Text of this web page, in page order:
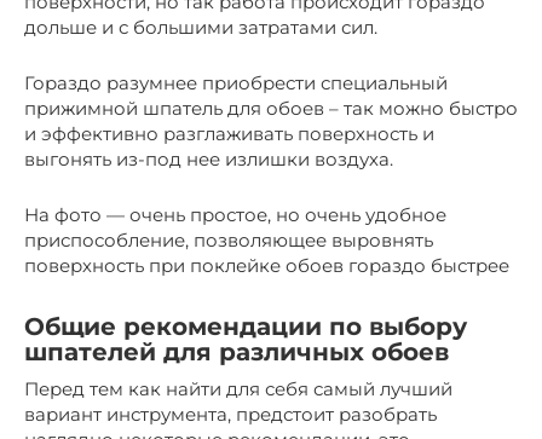
дольше и с большими затратами сил.
Гораздо разумнее приобрести специальный
прижимной шпатель для обоев – так можно быстро
и эффективно разглаживать поверхность и
выгонять из-под нее излишки воздуха.
На фото — очень простое, но очень удобное
приспособление, позволяющее выровнять
поверхность при поклейке обоев гораздо быстрее
Общие рекомендации по выбору
шпателей для различных обоев
Перед тем как найти для себя самый лучший
вариант инструмента, предстоит разобрать